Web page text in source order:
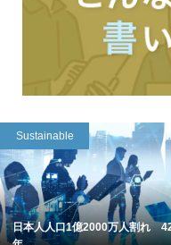
Sustainable
日本人人口1億2000万人割れ